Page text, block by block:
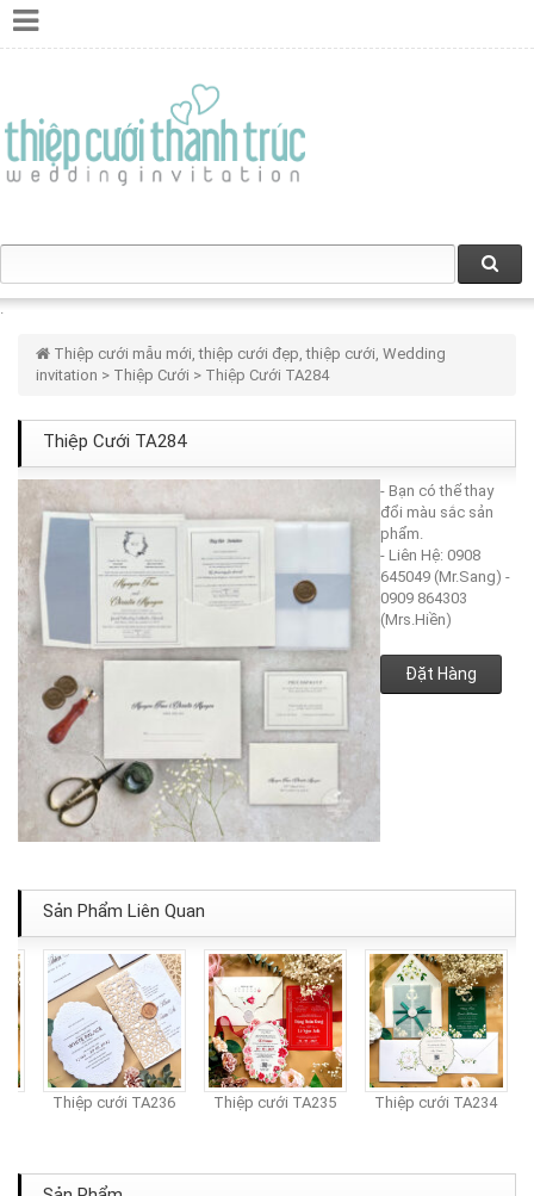
Thiệp cưới mẫu mới, thiệp cưới đẹp, thiệp cưới, Wedding
invitation > Thiệp Cưới > Thiệp Cưới TA284
Thiệp Cưới TA284
- Bạn có thể thay
đổi màu sắc sản
phẩm.
- Liên Hệ: 0908
645049 (Mr.Sang) -
0909 864303
(Mrs.Hiền)
Đặt Hàng
Sản Phẩm Liên Quan
Thiệp cưới TA236 Thiệp cưới TA235 Thiệp cưới TA234